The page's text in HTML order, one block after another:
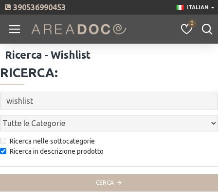
390536990453 ITALIAN
0
Ricerca - Wishlist
RICERCA:
Ricerca nelle sottocategorie
Ricerca in descrizione prodotto
CERCA